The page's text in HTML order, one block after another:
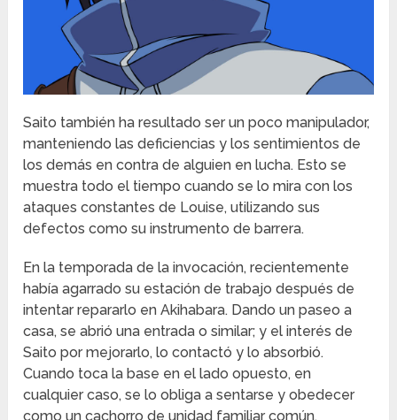
Saito también ha resultado ser un poco manipulador,
manteniendo las deficiencias y los sentimientos de
los demás en contra de alguien en lucha. Esto se
muestra todo el tiempo cuando se lo mira con los
ataques constantes de Louise, utilizando sus
defectos como su instrumento de barrera.
En la temporada de la invocación, recientemente
había agarrado su estación de trabajo después de
intentar repararlo en Akihabara. Dando un paseo a
casa, se abrió una entrada o similar; y el interés de
Saito por mejorarlo, lo contactó y lo absorbió.
Cuando toca la base en el lado opuesto, en
cualquier caso, se lo obliga a sentarse y obedecer
como un cachorro de unidad familiar común.